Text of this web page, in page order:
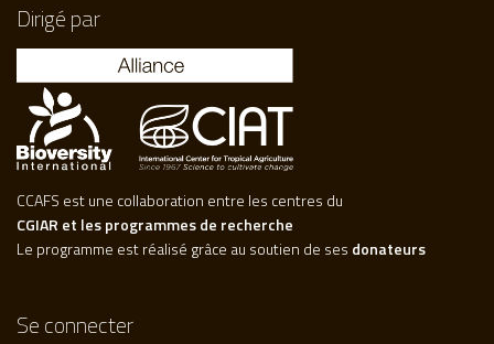
Dirigé par
CCAFS est une collaboration entre les centres du
CGIAR et les programmes de recherche
Le programme est réalisé grâce au soutien de ses donateurs
Se connecter